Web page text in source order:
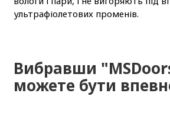
ультрафіолетових променів.
Вибравши
можете бути